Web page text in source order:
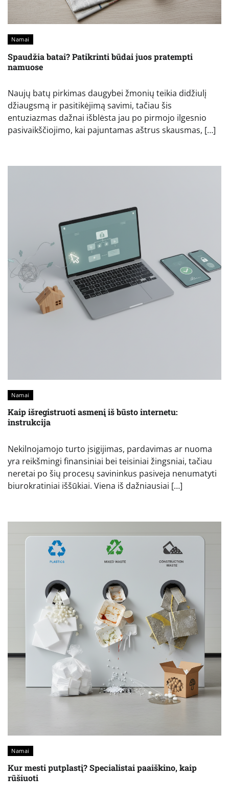
Namai
Spaudžia batai? Patikrinti būdai juos pratempti
namuose
Naujų batų pirkimas daugybei žmonių teikia didžiulį
džiaugsmą ir pasitikėjimą savimi, tačiau šis
entuziazmas dažnai išblėsta jau po pirmojo ilgesnio
pasivaikščiojimo, kai pajuntamas aštrus skausmas, […]
Namai
Kaip išregistruoti asmenį iš būsto internetu:
instrukcija
Nekilnojamojo turto įsigijimas, pardavimas ar nuoma
yra reikšmingi finansiniai bei teisiniai žingsniai, tačiau
neretai po šių procesų savininkus pasiveja nenumatyti
biurokratiniai iššūkiai. Viena iš dažniausiai […]
Namai
Kur mesti putplastį? Specialistai paaiškino, kaip
rūšiuoti